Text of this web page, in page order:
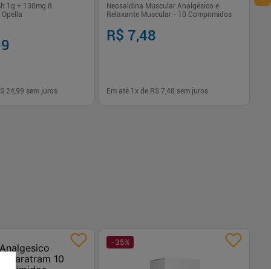
1g + 130mg 8
24,99 sem juros
Neosaldina Muscular Analgésico e
Relaxante Muscular - 10 Comprimidos
R$ 7,48
Em até 1 x de R$ 7,48 sem juros
-35%